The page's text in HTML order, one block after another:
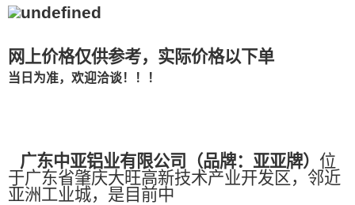
网上价格仅供参考，实际价格以下单
当日为准，欢迎洽谈！！！
广东中亚铝业有限公司 （品牌：亚亚牌） 位
于广东省肇庆大旺高新技术产业开发区，邻近
亚洲工业城，是目前中